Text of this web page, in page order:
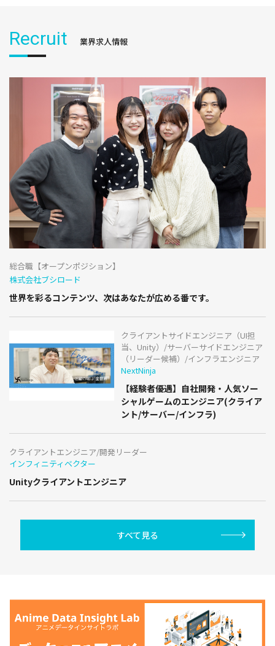
Recruit 業界求人情報
総合職【オープンポジション】
株式会社ブシロード
世界を彩るコンテンツ、次はあなたが広める番です。
クライアントサイドエンジニア（UI担
当、Unity）/サーバーサイドエンジニア
（リーダー候補）/インフラエンジニア
NextNinja
【経験者優遇】自社開発・人気ソー
シャルゲームのエンジニア(クライア
ント/サーバー/インフラ)
クライアントエンジニア/開発リーダー
インフィニティベクター
Unityクライアントエンジニア
すべて見る